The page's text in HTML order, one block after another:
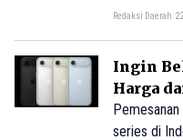
premium,
Redaksi Daerah
Ingin
Harga
dan
series di